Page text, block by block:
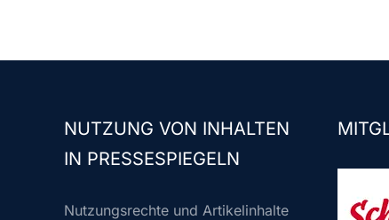
NUTZUNG VON INHALTEN
IN PRESSESPIEGELN
Nutzungsrechte und Artikelinhalte